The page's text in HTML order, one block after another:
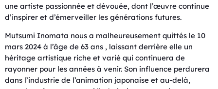
une artiste passionnée et dévouée, dont l’œuvre continue
d’inspirer et d’émerveiller les générations futures.
Mutsumi Inomata nous a malheureusement quittés le 10
mars 2024 à l’âge de 63 ans , laissant derrière elle un
héritage artistique riche et varié qui continuera de
rayonner pour les années à venir. Son influence perdurera
dans l’industrie de l’animation japonaise et au-delà,